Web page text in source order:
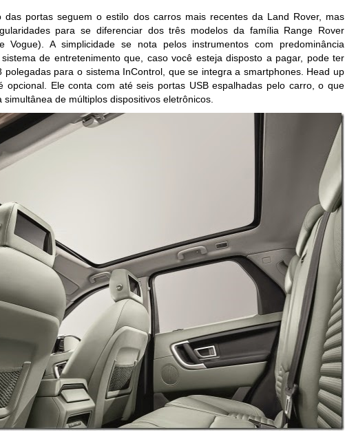
das portas seguem o estilo dos carros mais recentes da Land Rover, mas
para se diferenciar dos três modelos da família Range Rover
Vogue). A simplicidade se nota pelos instrumentos com predominância
de entretenimento que, caso você esteja disposto a pagar, pode ter
polegadas para o sistema InControl, que se integra a smartphones. Head up
opcional. Ele conta com até seis portas USB espalhadas pelo carro, o que
simultânea de múltiplos dispositivos eletrônicos.